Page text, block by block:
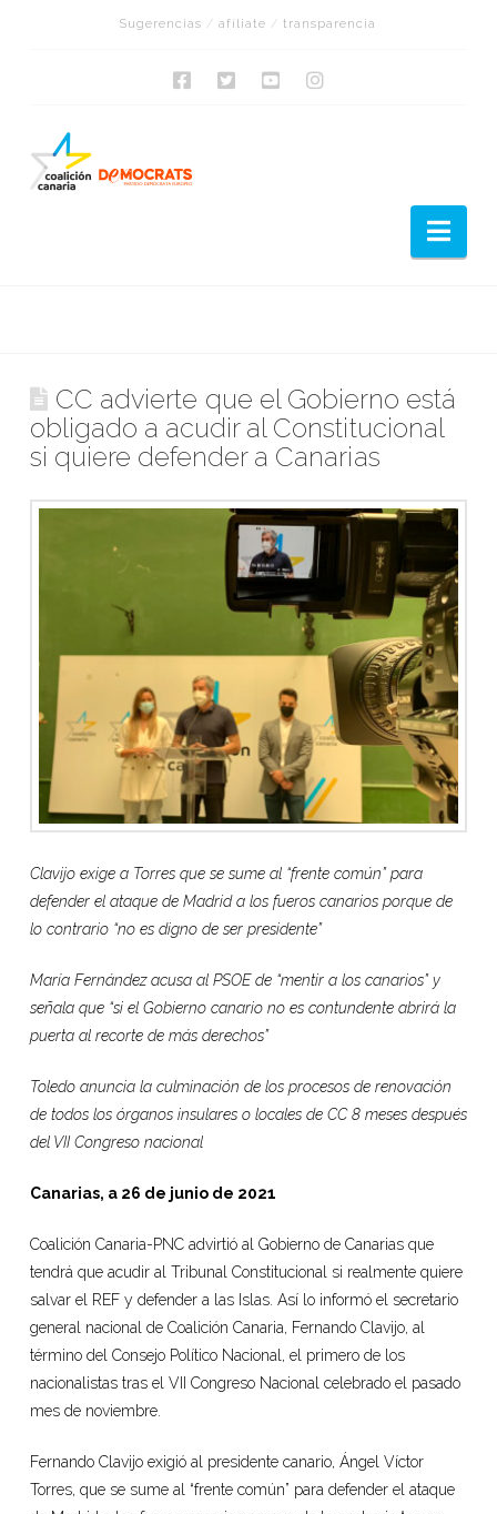
Sugerencias /afíliate /transparencia
CC advierte que el Gobierno está
obligado a acudir al Constitucional
si quiere defender a Canarias
Clavijo exige a Torres que se sume al “frente común” para
defender el ataque de Madrid a los fueros canarios porque de
lo contrario “no es digno de ser presidente”
María Fernández acusa al PSOE de “mentir a los canarios” y
señala que “si el Gobierno canario no es contundente abrirá la
puerta al recorte de más derechos”
Toledo anuncia la culminación de los procesos de renovación
de todos los órganos insulares o locales de CC 8 meses después
del VII Congreso nacional
Canarias, a 26 de junio de 2021
Coalición Canaria-PNC advirtió al Gobierno de Canarias que
tendrá que acudir al Tribunal Constitucional si realmente quiere
salvar el REF y defender a las Islas. Así lo informó el secretario
general nacional de Coalición Canaria, Fernando Clavijo, al
término del Consejo Político Nacional, el primero de los
nacionalistas tras el VII Congreso Nacional celebrado el pasado
mes de noviembre.
Fernando Clavijo exigió al presidente canario, Ángel Víctor
Torres, que se sume al “frente común” para defender el ataque